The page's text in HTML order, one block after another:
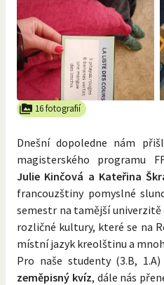
16 fotografií
Dnešní dopoledne nám
magisterského programu
Julie Kinčová a Kateřina
francouzštiny pomyslné
semestr na tamější
rozličné kultury, které se na
místní jazyk kreolštinu a
Pro naše studenty (3.B,
zeměpisný kvíz, dále nás